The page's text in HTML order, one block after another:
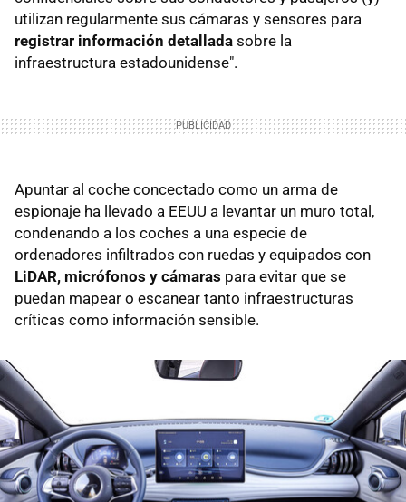
utilizan regularmente sus cámaras y sensores para
registrar información detallada sobre la
infraestructura estadounidense".
Apuntar al coche concectado como un arma de
espionaje ha llevado a EEUU a levantar un muro total,
condenando a los coches a una especie de
ordenadores infiltrados con ruedas y equipados con
LiDAR, micrófonos y cámaras para evitar que se
puedan mapear o escanear tanto infraestructuras
críticas como información sensible.